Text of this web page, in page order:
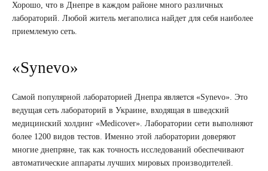
Хорошо, что в Днепре в каждом районе много различных
лабораторий. Любой житель мегаполиса найдет для себя наиболее
приемлемую сеть.
«Synevo»
Самой популярной лабораторией Днепра является «Synevo». Это
ведущая сеть лабораторий в Украине, входящая в шведский
медицинский холдинг «Medicover». Лаборатории сети выполняют
более 1200 видов тестов. Именно этой лаборатории доверяют
многие днепряне, так как точность исследований обеспечивают
автоматические аппараты лучших мировых производителей.